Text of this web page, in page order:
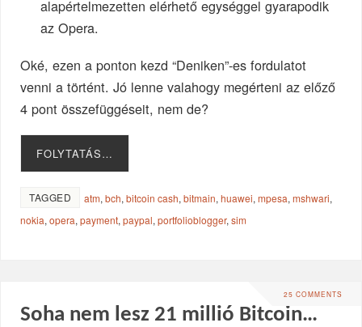
alapértelmezetten elérhető egységgel gyarapodik
az Opera.
Oké, ezen a ponton kezd “Deniken”-es fordulatot
venni a történt. Jó lenne valahogy megérteni az előző
4 pont összefüggéseit, nem de?
FOLYTATÁS…
TAGGED atm,bch,bitcoin cash,bitmain,huawei,mpesa,mshwari,
nokia,opera,payment,paypal,portfolioblogger,sim
25 COMMENTS
Soha nem lesz 21 millió Bitcoin…